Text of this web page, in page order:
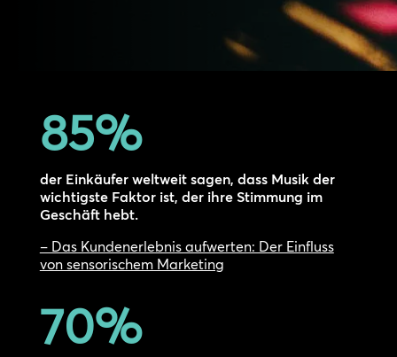
85%
der Einkäufer weltweit sagen, dass Musik der
wichtigste Faktor ist, der ihre Stimmung im
Geschäft hebt.
– Das Kundenerlebnis aufwerten: Der Einfluss
von sensorischem Marketing
70%